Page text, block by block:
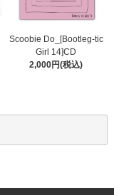
Scoobie Do_[Bootleg-tic
Girl 14]CD
2,000円(税込)